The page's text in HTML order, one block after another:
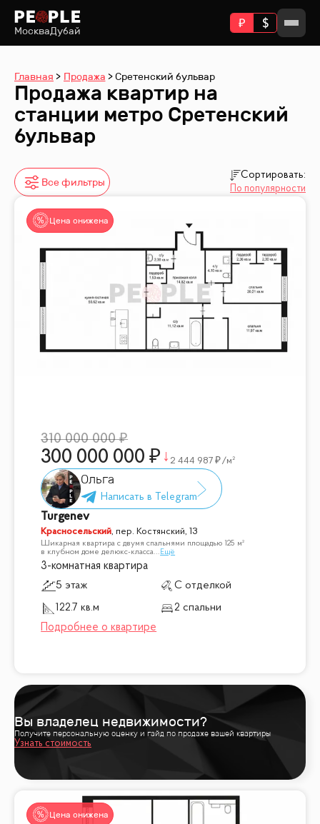
МоскваДубай
Главная Продажа Сретенский бульвар
Продажа квартир на
станции метро Сретенский
бульвар
Все фильтры
Сортировать:
По популярности
Цена снижена
310 000 000
300 000 000 2 444 987 /м²
Ольга
Turgenev
Красносельский,пер. Костянский, 13
Шикарная квартира с двумя спальнями площадью 125 м²
в клубном доме делюкс-класса... Ещё
3-комнатная квартира
5 этаж
С отделкой
122.7 кв.м
2 спальни
Вы владелец недвижимости?
Получите персональную оценку и гайд по продаже вашей квартиры
Узнать стоимость
Цена снижена